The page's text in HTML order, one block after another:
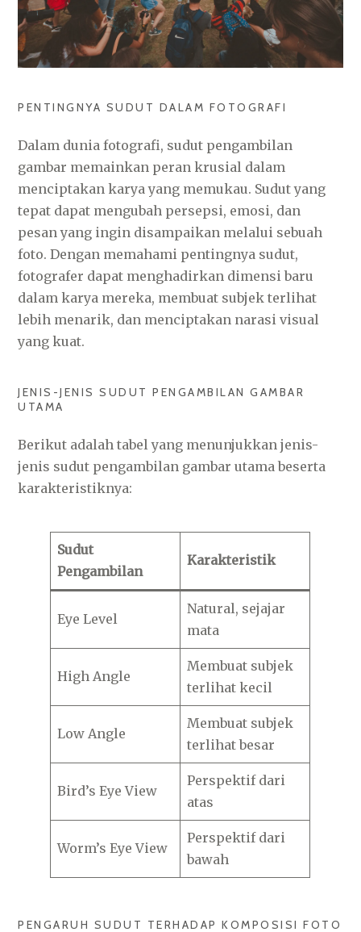
PENTINGNYA SUDUT DALAM FOTOGRAFI
Dalam dunia fotografi, sudut pengambilan
gambar memainkan peran krusial dalam
menciptakan karya yang memukau. Sudut yang
tepat dapat mengubah persepsi, emosi, dan
pesan yang ingin disampaikan melalui sebuah
foto. Dengan memahami pentingnya sudut,
fotografer dapat menghadirkan dimensi baru
dalam karya mereka, membuat subjek terlihat
lebih menarik, dan menciptakan narasi visual
yang kuat.
JENIS-JENIS SUDUT PENGAMBILAN GAMBAR
UTAMA
Berikut adalah tabel yang menunjukkan jenis-
jenis sudut pengambilan gambar utama beserta
karakteristiknya:
Sudut
Pengambilan
Karakteristik
Eye Level
Natural, sejajar
mata
High Angle
Membuat subjek
terlihat kecil
Low Angle
Membuat subjek
terlihat besar
Bird’s Eye View
Perspektif dari
atas
Worm’s Eye View
Perspektif dari
bawah
PENGARUH SUDUT TERHADAP KOMPOSISI FOTO